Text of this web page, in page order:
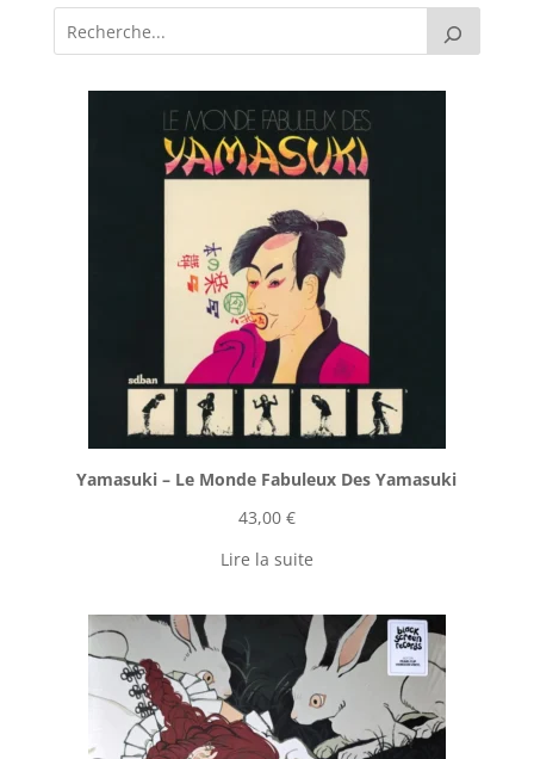
Yamasuki ‎– Le Monde Fabuleux Des Yamasuki
43,00 €
Lire la suite